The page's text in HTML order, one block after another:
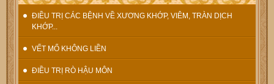
ĐIỀU TRỊ CÁC BỆNH VỀ XƯƠNG KHỚP, VIÊM, TRÀN DỊCH
KHỚP...
VẾT MỔ KHÔNG LIỀN
ĐIỀU TRỊ RÒ HẬU MÔN